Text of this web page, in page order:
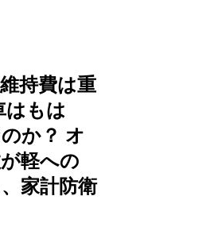
持費は重
はもは
か？ オ
軽への
家計防衛